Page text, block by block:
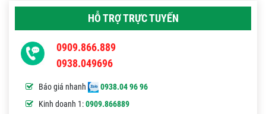
HỖ TRỢ TRỰC TUYẾN
0909.866.889
0938.049696
Báo giá nhanh
0938.04 96 96
Kinh doanh 1:0909.866889